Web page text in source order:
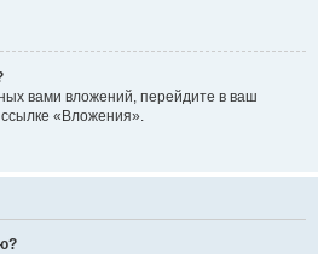
вами вложений, перейдите в ваш
«Вложения».